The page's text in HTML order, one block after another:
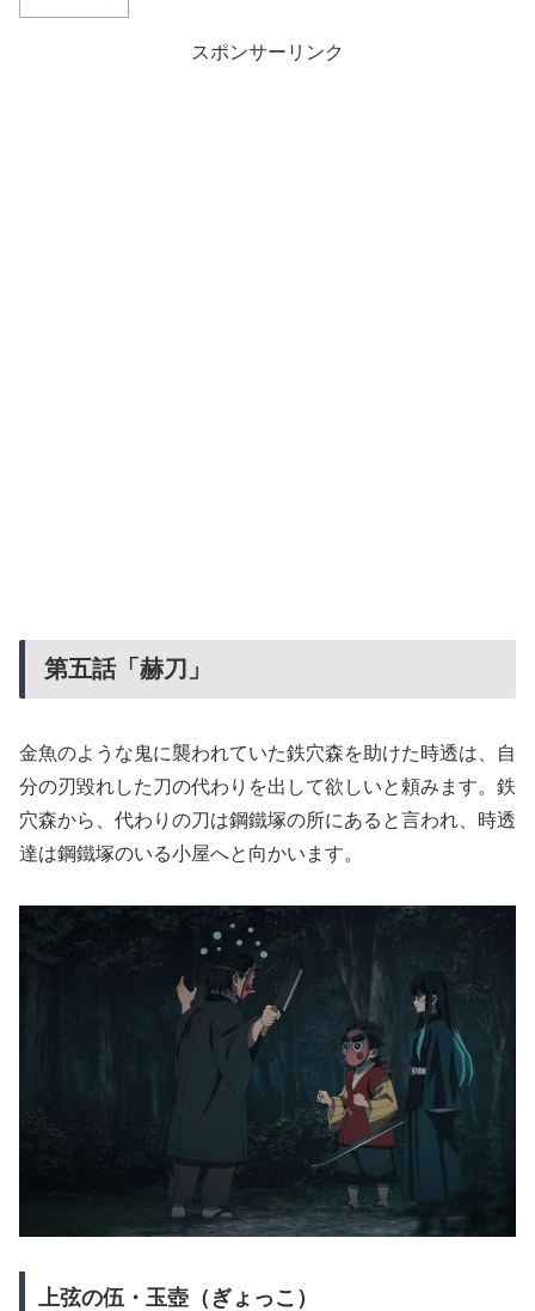
スポンサーリンク
第五話「赫刀」
金魚のような鬼に襲われていた鉄穴森を助けた時透は、自
分の刃毀れした刀の代わりを出して欲しいと頼みます。鉄
穴森から、代わりの刀は鋼鐵塚の所にあると言われ、時透
達は鋼鐵塚のいる小屋へと向かいます。
上弦の伍・玉壺（ぎょっこ）